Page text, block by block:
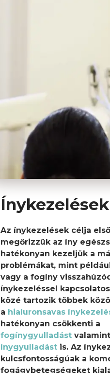
Ínykezelések
Az ínykezelések célja
megőrizzük az íny
hatékonyan kezeljük a
problémákat, mint
vagy a fogíny
ínykezeléssel
közé tartozik többek
a hialuronsavas
hatékonyan csökkenti a
fogínygyulladást
ínygyulladástis. Az
kulcsfontosságúak a
fogágybetegségeket